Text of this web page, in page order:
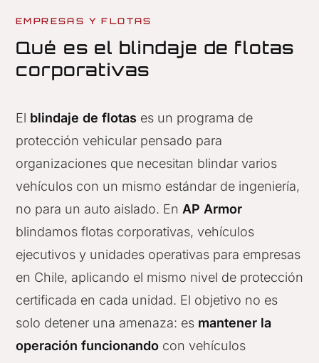
EMPRESAS Y FLOTAS
Qué es el blindaje de flotas
corporativas
El blindaje de flotas es un programa de
protección vehicular pensado para
organizaciones que necesitan blindar varios
vehículos con un mismo estándar de ingeniería,
no para un auto aislado. En AP Armor
blindamos flotas corporativas, vehículos
ejecutivos y unidades operativas para empresas
en Chile, aplicando el mismo nivel de protección
certificada en cada unidad. El objetivo no es
solo detener una amenaza: es mantener la
operación funcionando con vehículos